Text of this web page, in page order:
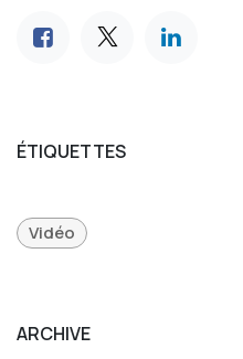
ÉTIQUETTES
Vidéo
ARCHIVE